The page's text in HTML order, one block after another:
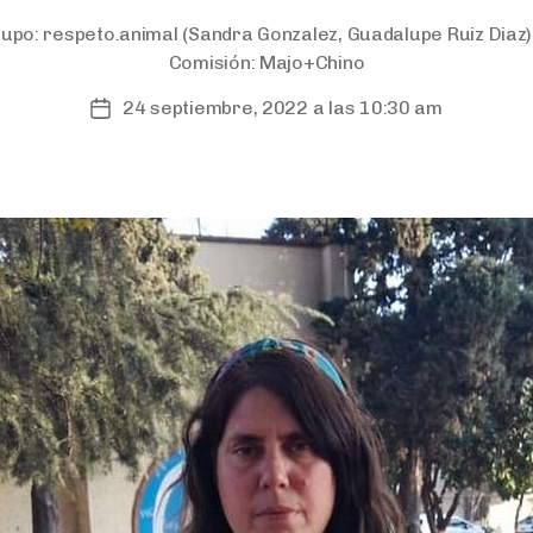
respeto.animal (Sandra Gonzalez, Guadalupe Ruiz
Comisión: Majo+Chino
Post24 septiembre, 2022 a las 10:30 am